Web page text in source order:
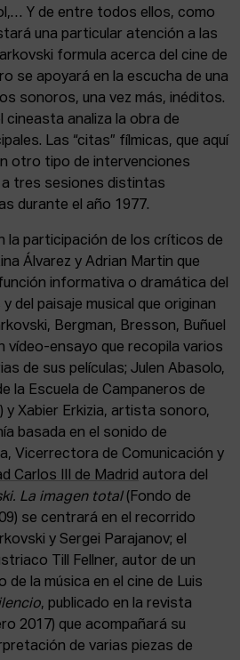
Y de entre todos ellos, como
una particular atención a las
formula acerca del cine de
se apoyará en la escucha de una
sonoros, una vez más, inéditos.
cineasta analiza la obra de
Las “citas” fílmicas, que aquí
otro tipo de intervenciones
tres sesiones distintas
durante el año 1977.
la participación de los críticos de
Álvarez y Adrian Martin que
informativa o dramática del
del paisaje musical que originan
Bergman, Bresson, Buñuel
vídeo-ensayo que recopila varios
de sus películas; Julen Abasolo,
la Escuela de Campaneros de
y Xabier Erkizia, artista sonoro,
basada en el sonido de
Vicerrectora de Comunicación y
Carlos III de Madrid autora del
La imagen total(Fondo de
se centrará en el recorrido
y Sergei Parajanov; el
Till Fellner, autor de un
de la música en el cine de Luis
, publicado en la revista
2017) que acompañará su
de varias piezas de